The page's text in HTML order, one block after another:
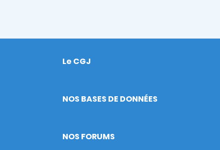
Footer
Le CGJ
NOS BASES DE DONNÉES
NOS FORUMS